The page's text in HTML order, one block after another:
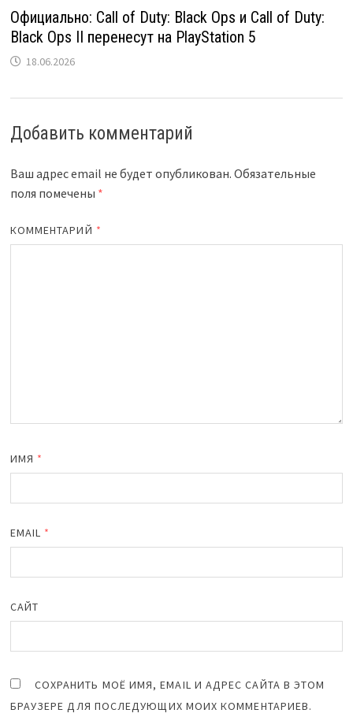
Официально: Call of Duty: Black Ops и Call of Duty:
Black Ops II перенесут на PlayStation 5
18.06.2026
Добавить комментарий
Ваш адрес email не будет опубликован. Обязательные
поля помечены *
КОММЕНТАРИЙ *
ИМЯ *
EMAIL *
САЙТ
СОХРАНИТЬ МОЁ ИМЯ, EMAIL И АДРЕС САЙТА В ЭТОМ
БРАУЗЕРЕ ДЛЯ ПОСЛЕДУЮЩИХ МОИХ КОММЕНТАРИЕВ.